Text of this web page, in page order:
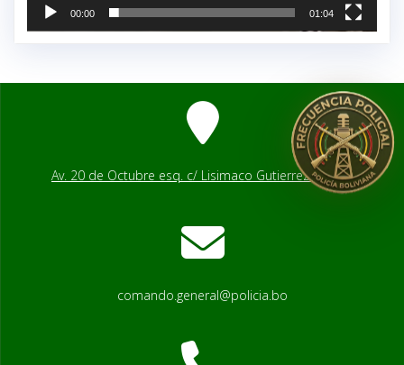
00:00 01:04
Av. 20 de Octubre esq. c/ Lisimaco Gutierrez # 2541
comando.general@policia.bo